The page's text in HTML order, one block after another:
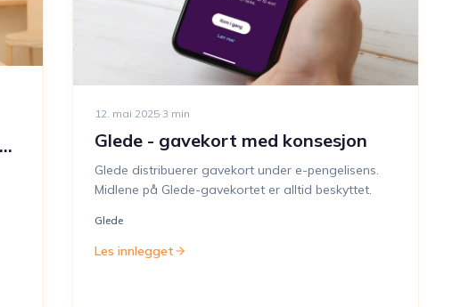
12. mai 2025·3 min
Glede - gavekort med konsesjon
Glede distribuerer gavekort under e-pengelisens.
Midlene på Glede-gavekortet er alltid beskyttet.
Glede
Les innlegget